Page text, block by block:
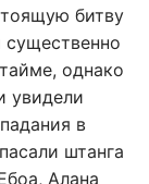
битву
однако
увидели
в
штанга
Алана